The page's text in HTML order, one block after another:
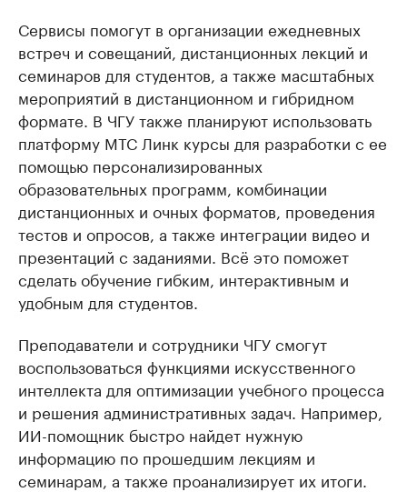
Сервисы помогут в организации ежедневных
встреч и совещаний, дистанционных лекций и
семинаров для студентов, а также масштабных
мероприятий в дистанционном и гибридном
формате. В ЧГУ также планируют использовать
платформу МТС Линк курсы для разработки с ее
помощью персонализированных
образовательных программ, комбинации
дистанционных и очных форматов, проведения
тестов и опросов, а также интеграции видео и
презентаций с заданиями. Всё это поможет
сделать обучение гибким, интерактивным и
удобным для студентов.
Преподаватели и сотрудники ЧГУ смогут
воспользоваться функциями искусственного
интеллекта для оптимизации учебного процесса
и решения административных задач. Например,
ИИ-помощник быстро найдет нужную
информацию по прошедшим лекциям и
семинарам, а также проанализирует их итоги.